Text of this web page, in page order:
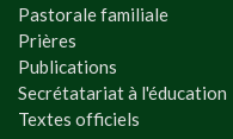
Pastorale familiale
Prières
Publications
Secrétatariat à l'éducation
Textes officiels